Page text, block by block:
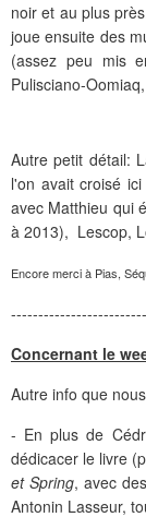
noir et au plus
joue ensuite des
(assez peu mis
Pulisciano-
Autre petit détail:
l'on avait croisé
avec Matthieu qui
à 2013), Lescop,
Encore merci à Pias,
Concernant le
Autre info que
- En plus de
dédicacer le livre
et Spring, avec
Antonin Lasseur,